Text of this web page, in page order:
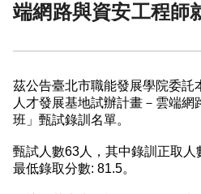
端網路與資安工程師
茲公告臺北市職能發展學院委託
人才發展基地試辦計畫－雲端
班」甄試錄訓名單。
甄試人數63人，其中錄訓正取人
最低錄取分數: 81.5。